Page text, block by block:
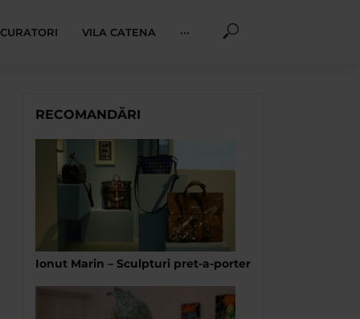
VILA CATENA ···
RECOMANDĂRI
Ionut Marin – Sculpturi pret-a-porter